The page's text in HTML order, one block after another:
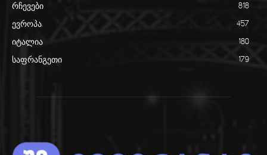
რჩევები 818
ევროპა 457
იტალია 180
საფრანგეთი 179